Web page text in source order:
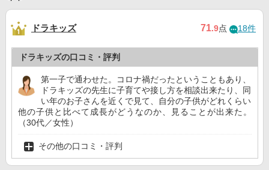
ドラキッズ 71.9点 18件
ドラキッズの口コミ・評判
第一子で通わせた。コロナ禍だったということもあり、
ドラキッズの先生に子育てや接し方を相談出来たり、同
い年のお子さんを近くで見て、自分の子供がどれくらい
他の子供と比べて成長がどうなのか、見ることが出来た。
（30代／女性）
その他の口コミ・評判